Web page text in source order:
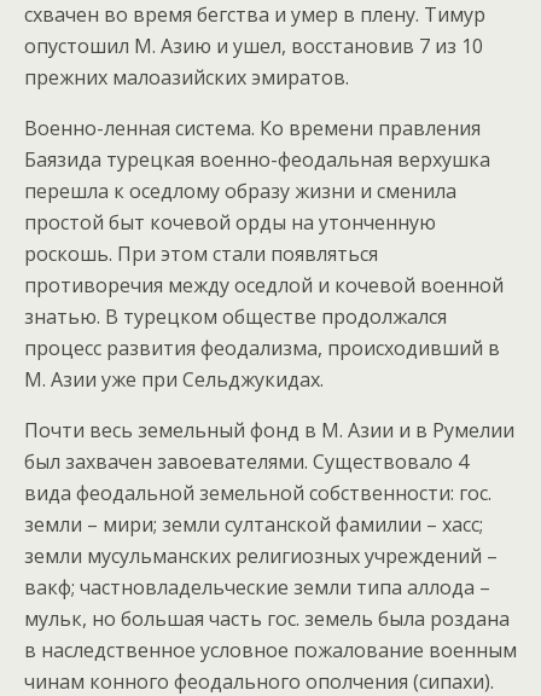
схвачен во время бегства и умер в плену. Тимур
опустошил М. Азию и ушел, восстановив 7 из 10
прежних малоазийских эмиратов.
Военно-ленная система. Ко времени правления
Баязида турецкая военно-феодальная верхушка
перешла к оседлому образу жизни и сменила
простой быт кочевой орды на утонченную
роскошь. При этом стали появляться
противоречия между оседлой и кочевой военной
знатью. В турецком обществе продолжался
процесс развития феодализма, происходивший в
М. Азии уже при Сельджукидах.
Почти весь земельный фонд в М. Азии и в Румелии
был захвачен завоевателями. Существовало 4
вида феодальной земельной собственности: гос.
земли – мири; земли султанской фамилии – хасс;
земли мусульманских религиозных учреждений –
вакф; частновладельческие земли типа аллода –
мульк, но большая часть гос. земель была роздана
в наследственное условное пожалование военным
чинам конного феодального ополчения (сипахи).